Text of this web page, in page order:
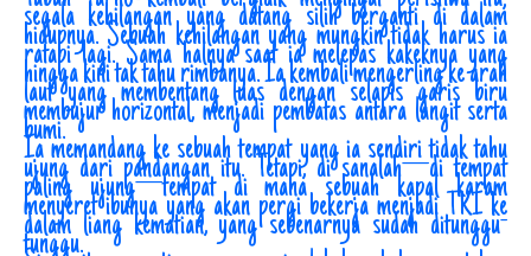
segala kehilangan yang datang silih berganti di dalam
hidupnya. Sebuah kehilangan yang mungkin tidak harus ia
ratapi lagi. Sama halnya saat ia melepas kakeknya yang
hingga kini tak tahu rimbanya. Ia kembali mengerling ke arah
laut yang membentang luas dengan selapis garis biru
membujur horizontal, menjadi pembatas antara langit serta
bumi.
Ia memandang ke sebuah tempat yang ia sendiri tidak tahu
ujung dari pandangan itu. Tetapi, di sanalah—di tempat
paling ujung—tempat di mana sebuah kapal karam
menyeret ibunya yang akan pergi bekerja menjadi TKI ke
dalam liang kematian, yang sebenarnya sudah ditunggu-
tunggu.